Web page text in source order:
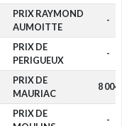
PRIX RAYMOND
AUMOITTE
-
PRIX DE
PERIGUEUX
-
PRIX DE
MAURIAC
8 004
PRIX DE
-